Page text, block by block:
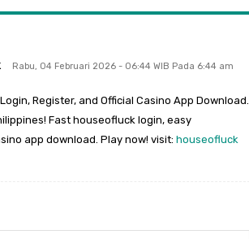
Rabu, 04 Februari 2026 - 06:44 WIB Pada 6:44 am
Register, and Official Casino App Download.
Fast houseofluck login, easy
app download. Play now! visit: houseofluck